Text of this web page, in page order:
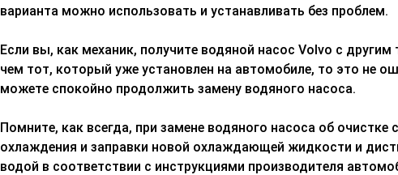
варианта можно использовать и устанавливать без проблем.
Если вы, как механик, получите водяной насос Volvo с
чем тот, который уже установлен на автомобиле, то это не
можете спокойно продолжить замену водяного насоса.
Помните, как всегда, при замене водяного насоса об очистке
охлаждения и заправки новой охлаждающей жидкости и
водой в соответствии с инструкциями производителя